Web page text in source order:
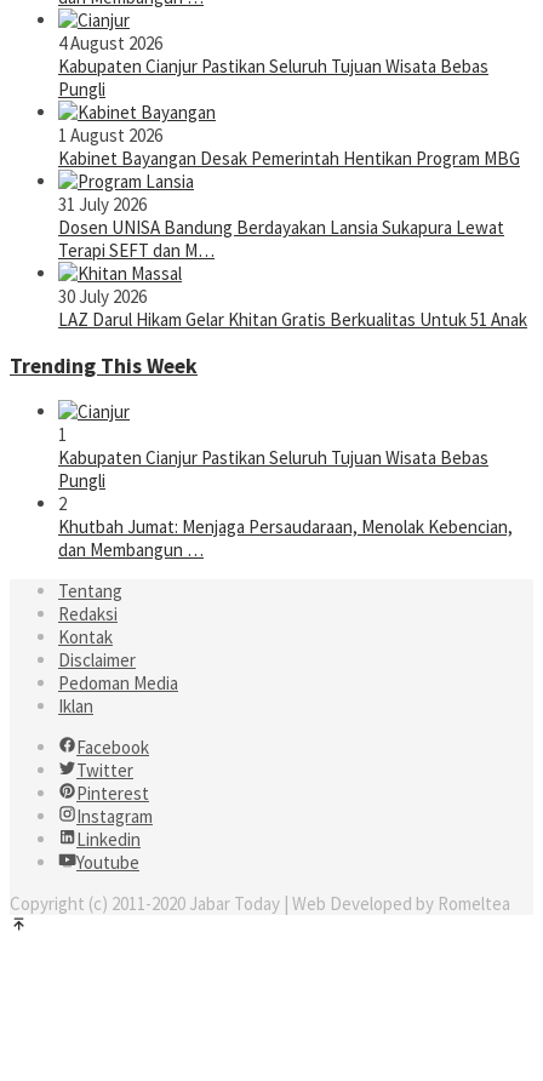
4 August 2026
Kabupaten Cianjur Pastikan Seluruh Tujuan Wisata Bebas
Pungli
1 August 2026
Kabinet Bayangan Desak Pemerintah Hentikan Program MBG
31 July 2026
Dosen UNISA Bandung Berdayakan Lansia Sukapura Lewat
Terapi SEFT dan M…
30 July 2026
LAZ Darul Hikam Gelar Khitan Gratis Berkualitas Untuk 51 Anak
Trending This Week
1
Kabupaten Cianjur Pastikan Seluruh Tujuan Wisata Bebas
Pungli
2
Khutbah Jumat: Menjaga Persaudaraan, Menolak Kebencian,
dan Membangun …
Tentang
Redaksi
Kontak
Disclaimer
Pedoman Media
Iklan
Facebook
Twitter
Pinterest
Instagram
Linkedin
Youtube
Copyright (c) 2011-2020 Jabar Today | Web Developed by Romeltea